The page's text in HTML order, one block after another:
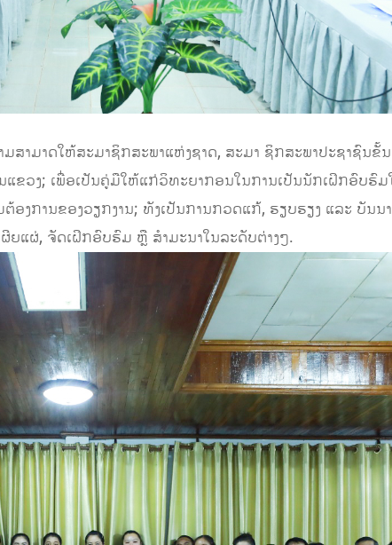
າມາດໃຫ້ສະມາຊິກສະພາແຫ່ງຊາດ, ສະມາ ຊິກສະພາປະຊາຊົນຂັ້
ແຂວງ; ເພື່ອເປັນຄູ່ມືໃຫ້ແກ່ວິທະຍາກອນໃນການເປັນນັກເຝິກອົບຮົ
ງການຂອງວຽກງານ; ທັງເປັນການກວດແກ້, ຮຽບຮຽງ ແລະ ບັນນ
ຍແຜ່, ຈັດເຝິກອົບຮົມ ຫຼື ສຳມະນາໃນລະດັບຕ່າງໆ.